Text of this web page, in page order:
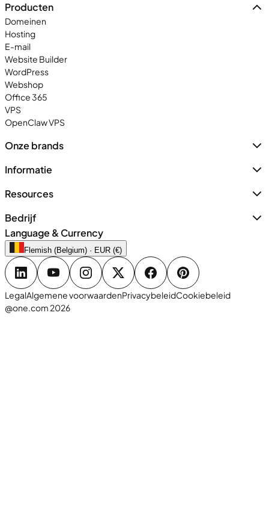
Producten
Domeinen
Hosting
E-mail
Website Builder
WordPress
Webshop
Office 365
VPS
OpenClaw VPS
Onze brands
Informatie
Resources
Bedrijf
Language & Currency
Flemish (Belgium) · EUR (€)
LegalAlgemene voorwaardenPrivacybeleidCookiebeleid
@one.com 2026